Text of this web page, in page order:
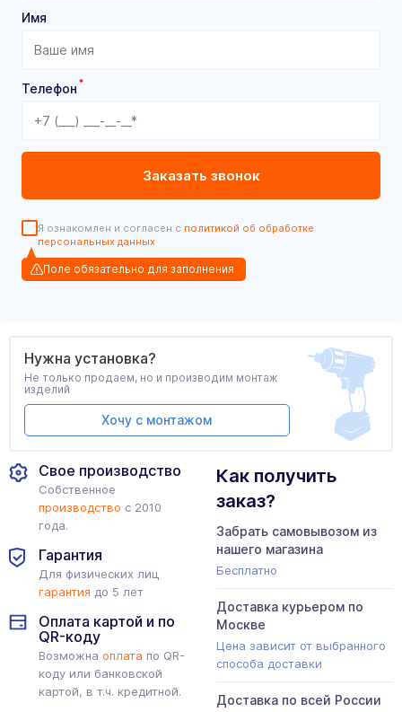
Имя
Телефон *
Я ознакомлен и согласен с политикой об обработке
персональных данных
Поле обязательно для заполнения
Свое производство
Собственное
производство с 2010
года.
Гарантия
Для физических лиц
гарантия до 5 лет
Оплата картой и по
QR-коду
Возможна оплата по QR-
коду или банковской
картой, в т.ч. кредитной.
Как получить
заказ?
Забрать самовывозом из
нашего магазина
Бесплатно
Доставка курьером по
Москве
Цена зависит от выбранного
способа доставки
Доставка по всей России
Нужна установка?
Не только продаем, но и производим монтаж
изделий
Хочу с монтажом